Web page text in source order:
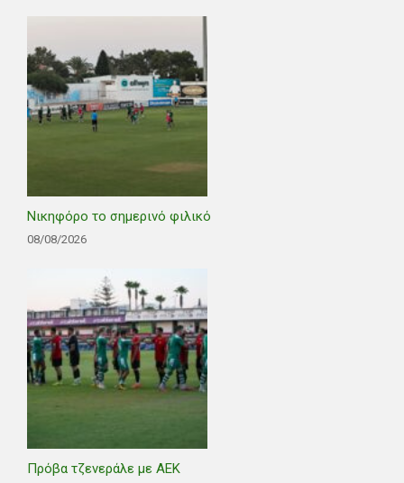
Νικηφόρο το σημερινό φιλικό
08/08/2026
Πρόβα τζενεράλε με ΑΕΚ